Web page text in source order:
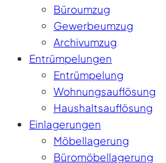
Büroumzug
Gewerbeumzug
Archivumzug
Entrümpelungen
Entrümpelung
Wohnungsauflösung
Haushaltsauflösung
Einlagerungen
Möbellagerung
Büromöbellagerung